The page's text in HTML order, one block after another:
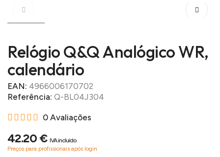
Relógio Q&Q Analógico WR,
calendário
EAN: 4966006170702
Referência: Q-BL04J304
0 Avaliações
42.20 € IVA incluído
Preços para profissionais após login